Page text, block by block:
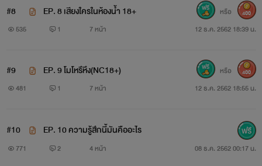
#8 EP. 8 เสียงใครในห้องน้ำ 18+
535 1 7 หน้า 12 ธ.ค. 2562 18:39 น.
หรือ 400
#9 EP. 9 โมโหรึหึง(NC18+)
481 1 7 หน้า 12 ธ.ค. 2562 18:55 น.
หรือ 400
#10 EP. 10 ความรู้สึกนี้มันคืออะไร
771 2 4 หน้า 08 ธ.ค. 2562 00:17 น.